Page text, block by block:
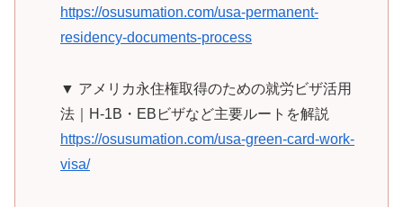
https://osusumation.com/usa-permanent-
residency-documents-process
▼ アメリカ永住権取得のための就労ビザ活用
法｜H-1B・EBビザなど主要ルートを解説
https://osusumation.com/usa-green-card-work-
visa/